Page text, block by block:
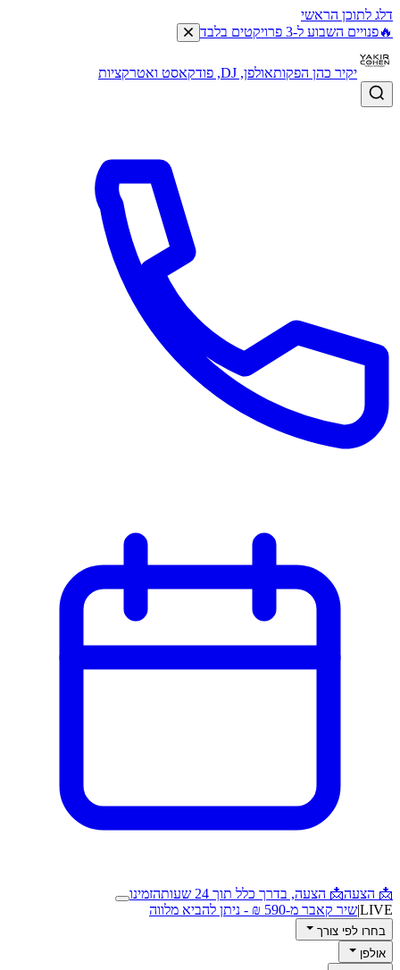
דלג לתוכן הראשי
🔥פנויים השבוע ל-3 פרויקטים בלבד
יקיר כהן הפקותאולפן, DJ, פודקאסט ואטרקציות
📩 הצעה📩 הצעה, בדרך כלל תוך 24 שעות
הזמינו
LIVE
|שיר קאבר מ-590 ₪ - ניתן להביא מלווה
בחרו לפי צורך
אולפן